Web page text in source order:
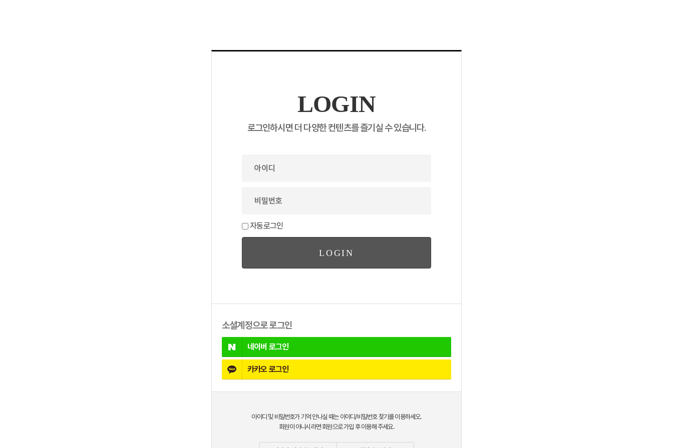
LOGIN
로그인하시면 더 다양한 컨텐츠를 즐기실 수 있습니다.
자동로그인
소셜계정으로 로그인
네이버 로그인
카카오 로그인
아이디 및 비밀번호가 기억 안나실 때는 아이디/비밀번호 찾기를 이용하세오.
회원이 아니시라면 회원으로 가입 후 이용해 주세요.